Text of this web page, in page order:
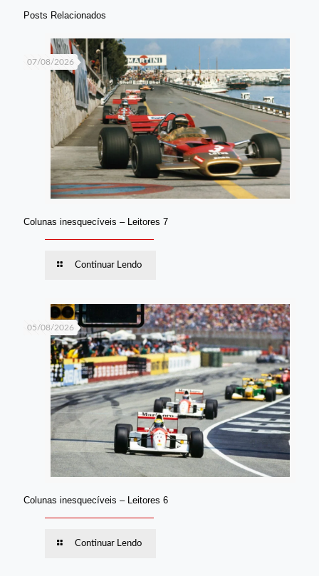
Posts Relacionados
07/08/2026
Colunas inesquecíveis – Leitores 7
Continuar Lendo
05/08/2026
Colunas inesquecíveis – Leitores 6
Continuar Lendo